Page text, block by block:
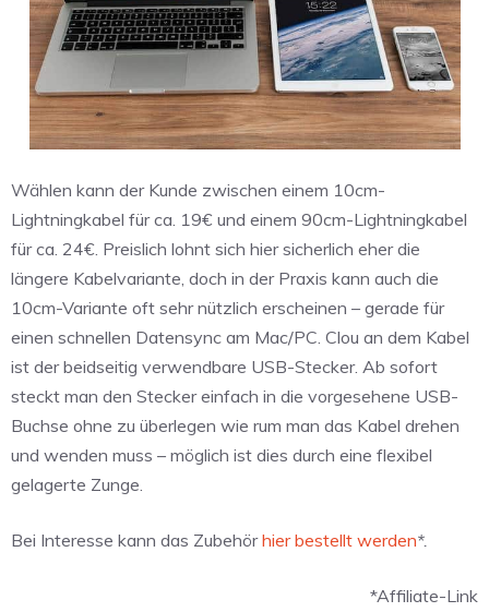
Wählen kann der Kunde zwischen einem 10cm-
Lightningkabel für ca. 19€ und einem 90cm-Lightningkabel
für ca. 24€. Preislich lohnt sich hier sicherlich eher die
längere Kabelvariante, doch in der Praxis kann auch die
10cm-Variante oft sehr nützlich erscheinen – gerade für
einen schnellen Datensync am Mac/PC. Clou an dem Kabel
ist der beidseitig verwendbare USB-Stecker. Ab sofort
steckt man den Stecker einfach in die vorgesehene USB-
Buchse ohne zu überlegen wie rum man das Kabel drehen
und wenden muss – möglich ist dies durch eine flexibel
gelagerte Zunge.
Bei Interesse kann das Zubehörhier bestellt werden*.
*Affiliate-Link